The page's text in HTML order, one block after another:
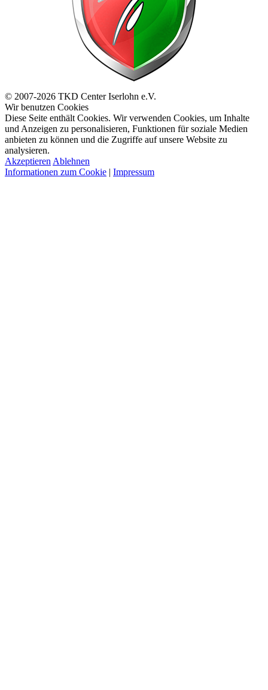
© 2007-2026 TKD Center Iserlohn e.V.
Wir benutzen Cookies
Diese Seite enthält Cookies. Wir verwenden Cookies, um Inhalte
und Anzeigen zu personalisieren, Funktionen für soziale Medien
anbieten zu können und die Zugriffe auf unsere Website zu
analysieren.
Akzeptieren Ablehnen
Informationen zum Cookie | Impressum